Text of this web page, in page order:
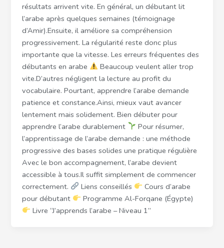
résultats arrivent vite. En général, un débutant lit
l’arabe après quelques semaines (témoignage
d’Amir).Ensuite, il améliore sa compréhension
progressivement. La régularité reste donc plus
importante que la vitesse. Les erreurs fréquentes des
débutants en arabe
Beaucoup veulent aller trop
vite.D’autres négligent la lecture au profit du
vocabulaire. Pourtant, apprendre l’arabe demande
patience et constance.Ainsi, mieux vaut avancer
lentement mais solidement. Bien débuter pour
apprendre l’arabe durablement
Pour résumer,
l’apprentissage de l’arabe demande : une méthode
progressive des bases solides une pratique régulière
Avec le bon accompagnement, l’arabe devient
accessible à tous.Il suffit simplement de commencer
correctement.
Liens conseillés
Cours d’arabe
pour débutant
Programme Al-Forqane (Égypte)
Livre “J’apprends l’arabe – Niveau 1”